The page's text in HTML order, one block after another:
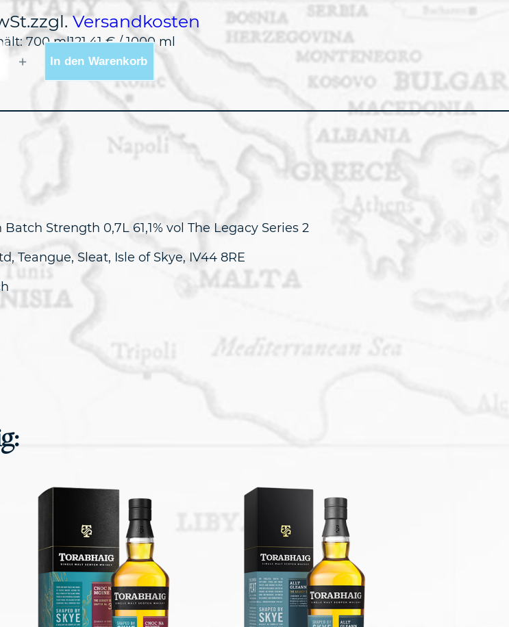
zzgl.Versandkosten
700ml121,41€/1000 ml
+ In den Warenkorb
Strength 0,7L 61,1% vol The Legacy Series 2
Teangue, Sleat, Isle of Skye, IV44 8RE